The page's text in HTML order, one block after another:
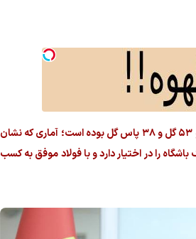
ساسان انصاری در مجموع دوران حضورش در فولاد ۳۴۰ بار برای این تیم به میدان رفته و حاصل کار او ۵۳ گل و ۳۸ پاس گل بوده است؛ آماری که نشان
را در اختیار دارد و با فولاد موفق به کسب